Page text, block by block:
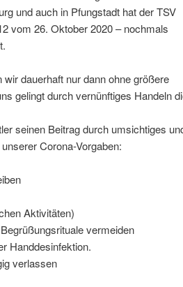
und auch in Pfungstadt hat der TSV
vom 26. Oktober 2020 – nochmals
dauerhaft nur dann ohne größere
gelingt durch vernünftiges Handeln
seinen Beitrag durch umsichtiges
Corona-Vorgaben:
Aktivitäten)
vermeiden
Handdesinfektion.
verlassen